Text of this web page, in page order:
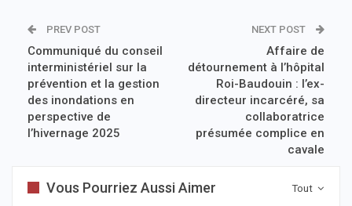
PREV POST
Communiqué du conseil
interministériel sur la
prévention et la gestion
des inondations en
perspective de
l’hivernage 2025
NEXT POST
Affaire de
détournement à l’hôpital
Roi-Baudouin : l’ex-
directeur incarcéré, sa
collaboratrice
présumée complice en
cavale
Tout
Vous Pourriez Aussi Aimer